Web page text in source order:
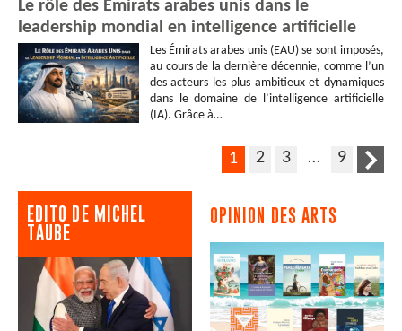
Le rôle des Émirats arabes unis dans le
leadership mondial en intelligence artificielle
Les Émirats arabes unis (EAU) se sont imposés,
au cours de la dernière décennie, comme l’un
des acteurs les plus ambitieux et dynamiques
dans le domaine de l’intelligence artificielle
(IA). Grâce à…
1 2 3 … 9
EDITO DE MICHEL
TAUBE
OPINION DES ARTS